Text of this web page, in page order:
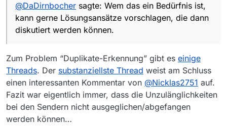
bzw. systemimmanent ist?
Nehmen wir an, dass es ein Problem ist. Dann
wäre noch zu klären, …
a. wer der Verursacher ist
Nun, die Crawler suchen nur das zusammen,
derselbe Film ist?)
Damit kommen wir auch zu b), lösen kann das
nur das ZDF in dem sie die Redundanzen
reduziert.
Das was Du offensichtlich möchtest, ist, das MV
eine Erkennung von Redundanzen einbaut. Hier
stellt sich die Frage, wie solch eine Erkennung
funktionieren soll und wie vor allem verhindert
Wem das ein Bedürfnis ist, kann gerne
Lösungsansätze vorschlagen, die dann diskutiert
@DaDirnbocher sagte: Wem das ein Bedürfnis ist,
kann gerne Lösungsansätze vorschlagen, die dann
diskutiert werden können.
Zum Problem “Duplikate-Erkennung” gibt es einige
Threads. Der substanziellste Thread weist am Schluss
einen interessanten Kommentar von @Nicklas2751 auf.
Fazit war eigentlich immer, dass die Unzulänglichkeiten
bei den Sendern nicht ausgeglichen/abgefangen
werden können…